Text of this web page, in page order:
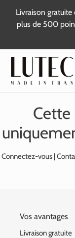
contenu
Livraison
plus de 500
Cette
Connectez-vous
Vos avantages
Livraison gratuite